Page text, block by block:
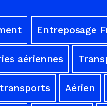
Entreposage
aériennes
Aérien